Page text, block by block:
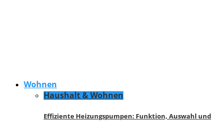
Wohnen
Haushalt & Wohnen
Effiziente Heizungspumpen: Funktion, Auswahl und